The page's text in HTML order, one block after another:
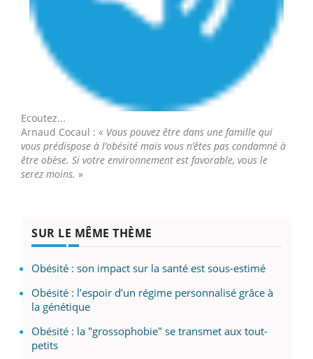
Ecoutez...
Arnaud Cocaul : « Vous pouvez être dans une famille qui
vous prédispose à l’obésité mais vous n’êtes pas condamné à
être obèse. Si votre environnement est favorable, vous le
serez moins. »
SUR LE MÊME THÈME
Obésité : son impact sur la santé est sous-estimé
Obésité : l’espoir d’un régime personnalisé grâce à
la génétique
Obésité : la "grossophobie" se transmet aux tout-
petits